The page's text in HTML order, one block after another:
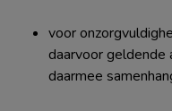
voor
daarvoor geldende
daarmee